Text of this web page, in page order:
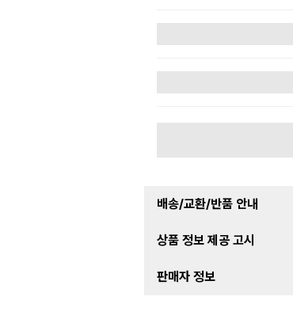
배송/교환/반품 안내
상품 정보 제공 고시
판매자 정보